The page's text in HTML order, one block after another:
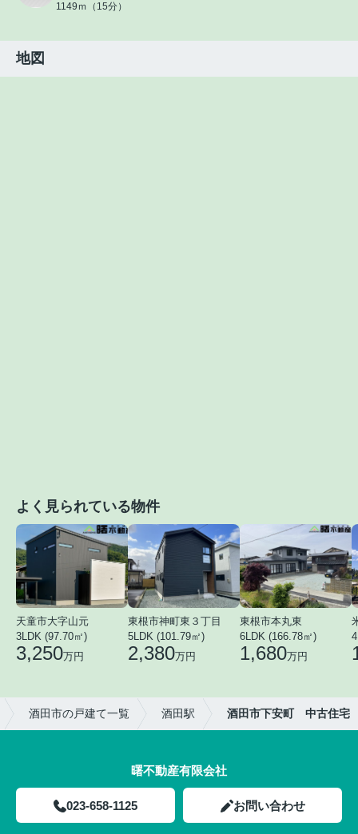
1149ｍ（15分）
地図
よく見られている物件
天童市大字山元
3LDK (97.70㎡)
3,250万円
東根市神町東３丁目
5LDK (101.79㎡)
2,380万円
東根市本丸東
6LDK (166.78㎡)
1,680万円
酒田市の戸建て一覧 酒田駅 酒田市下安町 中古住宅
曙不動産有限会社
023-658-1125 お問い合わせ